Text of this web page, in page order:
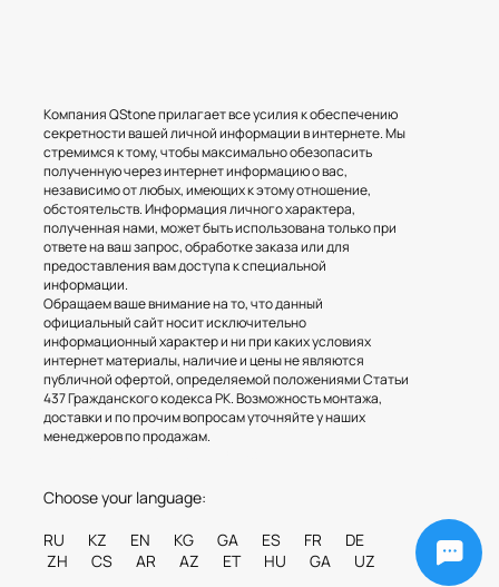
Компания QStone прилагает все усилия к обеспечению
секретности вашей личной информации в интернете. Мы
стремимся к тому, чтобы максимально обезопасить
полученную через интернет информацию о вас,
независимо от любых, имеющих к этому отношение,
обстоятельств. Информация личного характера,
полученная нами, может быть использована только при
ответе на ваш запрос, обработке заказа или для
предоставления вам доступа к специальной
информации.
Обращаем ваше внимание на то, что данный
официальный сайт носит исключительно
информационный характер и ни при каких условиях
интернет материалы, наличие и цены не являются
публичной офертой, определяемой положениями Статьи
437 Гражданского кодекса РК. Возможность монтажа,
доставки и по прочим вопросам уточняйте у наших
менеджеров по продажам.
Choose your language:
RU KZ EN KG GA ES FR DE
ZH CS AR AZ ET HU GA UZ